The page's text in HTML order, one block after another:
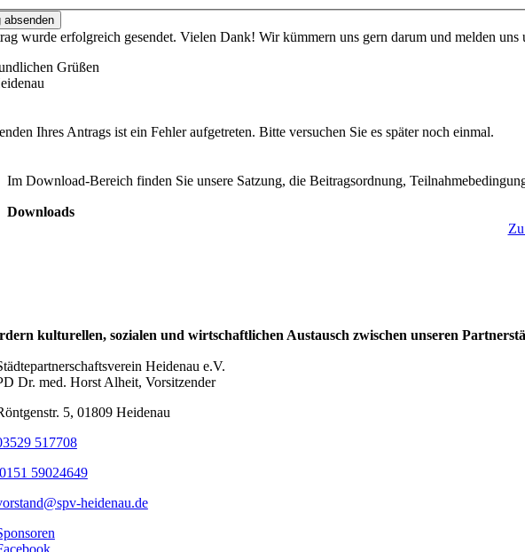
absenden
wurde erfolgreich gesendet. Vielen Dank! Wir kümmern uns gern darum und melden uns
Grüßen
Ihres Antrags ist ein Fehler aufgetreten. Bitte versuchen Sie es später noch einmal.
Im Download-Bereich finden Sie unsere Satzung, die Beitragsordnung,
Downloads
kulturellen, sozialen und wirtschaftlichen Austausch zwischen unseren
Heidenau e.V.
Dr. med. Horst Alheit, Vorsitzender
5, 01809 Heidenau
517708
59024649
heidenau.de